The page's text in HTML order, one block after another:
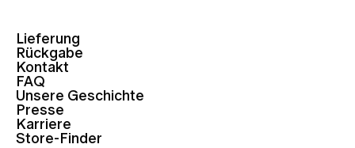
Lieferung
Rückgabe
Kontakt
FAQ
Unsere Geschichte
Presse
Karriere
Store-Finder